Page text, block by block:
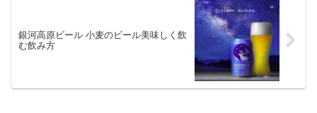
銀河高原ビール 小麦のビール美味しく飲
む飲み方